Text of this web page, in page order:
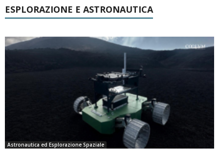
ESPLORAZIONE E ASTRONAUTICA
Astronautica ed Esplorazione Spaziale